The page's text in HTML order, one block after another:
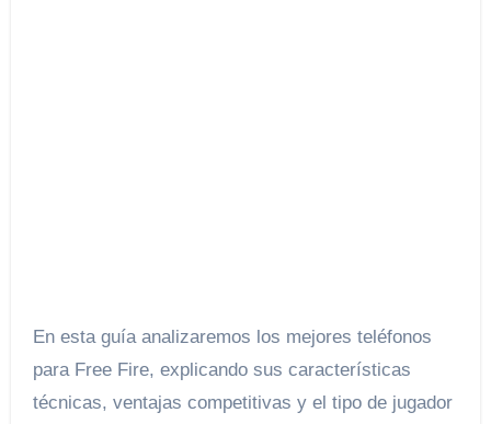
En esta guía analizaremos los mejores teléfonos
para Free Fire, explicando sus características
técnicas, ventajas competitivas y el tipo de jugador